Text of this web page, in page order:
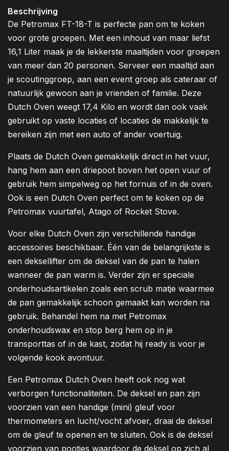
Beschrijving
De Petromax FT-18-T is perfecte pan om te koken
voor grote groepen. Met een inhoud van maar liefst
16,1 Liter maak je de lekkerste maaltijden voor groepen
van meer dan 20 personen. Serveer een maaltijd aan
je scoutinggroep, aan een event groep als cateraar of
natuurlijk gewoon aan je vrienden of familie. Deze
Dutch Oven weegt 17,4 Kilo en wordt dan ook vaak
gebruikt op vaste locaties of locaties de makkelijk te
bereiken zijn met een auto of ander voertuig.
Plaats de Dutch Oven gemakkelijk direct in het vuur,
hang hem aan een driepoot boven het open vuur of
gebruik hem simpelweg op het fornuis of in de oven.
Ook is een Dutch Oven perfect om te koken op de
Petromax vuurtafel, Atago of Rocket Stove.
Voor elke Dutch Oven zijn verschillende handige
accessoires beschikbaar. Één van de belangrijkste is
een deksellifter om de deksel van de pan te halen
wanneer de pan warm is. Verder zijn er speciale
onderhoudsartikelen zoals een scrub matje waarmee
de pan gemakkelijk schoon gemaakt kan worden na
gebruik. Behandel hem na met Petromax
onderhoudswax en stop berg hem op in je
transporttas of in de kast, zodat hij ready is voor je
volgende kook avontuur.
Een Petromax Dutch Oven heeft ook nog wat
verborgen functionaliteiten. De deksel en pan zijn
voorzien van een handige (mini) gleuf voor
thermometers en lucht/vocht afvoer, draai de deksel
om de gleuf te openen en te sluiten. Ook is de deksel
voorzien van pootjes waardoor de deksel op zich al